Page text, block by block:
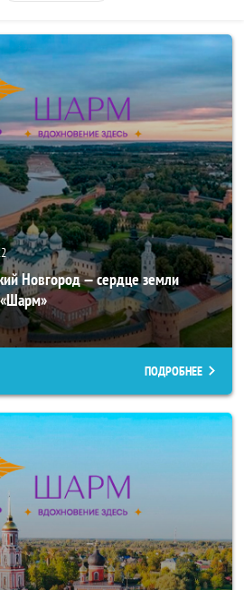
Новгород — сердце земли
«Шарм»
ПОДРОБНЕЕ